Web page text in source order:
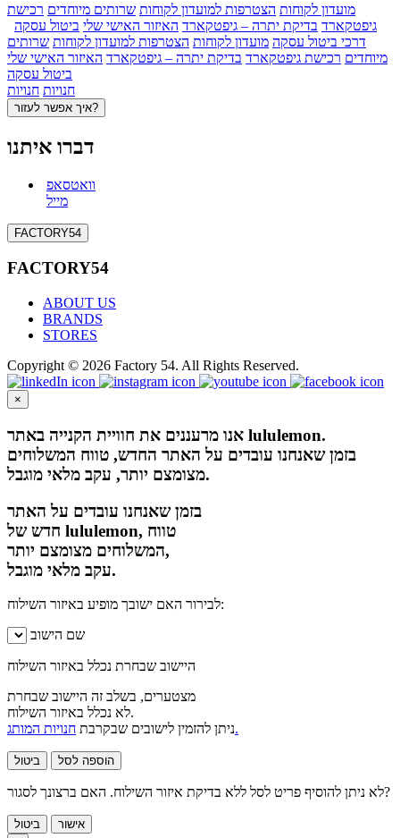
מועדון לקוחות הצטרפות למועדון לקוחות שרותים מיוחדים רכישת
גיפטקארד בדיקת יתרה – גיפטקארד האיזור האישי שלי ביטול עסקה
דרכי ביטול עסקה מועדון לקוחות הצטרפות למועדון לקוחות שרותים
מיוחדים רכישת גיפטקארד בדיקת יתרה – גיפטקארד האיזור האישי שלי
ביטול עסקה
חנויות חנויות
איך אפשר לעזור?
דברו איתנו
וואטסאפ
מייל
FACTORY54
FACTORY54
ABOUT US
BRANDS
STORES
Copyright © 2026 Factory 54. All Rights Reserved.
×
אנו מרעננים את חוויית הקנייה באתר lululemon.
בזמן שאנחנו עובדים על האתר החדש, טווח המשלוחים
מצומצם יותר, עקב מלאי מוגבל.
בזמן שאנחנו עובדים על האתר
חדש של lululemon, טווח
המשלוחים מצומצם יותר,
עקב מלאי מוגבל.
לבירור האם ישובך מופיע באיזור השילוח:
שם הישוב
היישוב שבחרת נכלל באיזור השילוח
מצטערים, בשלב זה היישוב שבחרת
לא נכלל באיזור השילוח.
ניתן להזמין לישובים שבקרבתחנויות המותג.
ביטול הוספה לסל
לא ניתן להוסיף פריט לסל ללא בדיקת איזור השילוח. האם ברצונך לסגור?
ביטול
אישור